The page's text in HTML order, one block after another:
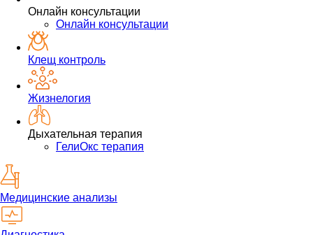
Онлайн консультации
Онлайн консультации
Клещ контроль
Жизнелогия
Дыхательная терапия
ГелиОкс терапия
Медицинские анализы